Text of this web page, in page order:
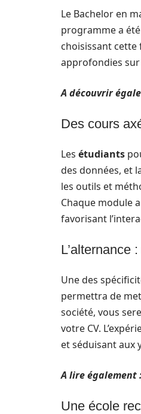
Le Bachelor en
programme a
choisissant cette
approfondies
A découvrir
Des cours
Les étudiants
des données, et
les outils et
Chaque module
favorisant
L’alternance
Une des
permettra de
société, vous
votre CV.
et séduisant aux
A lire également
Une école